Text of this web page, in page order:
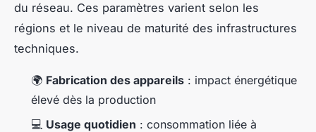
du réseau. Ces paramètres varient selon les
régions et le niveau de maturité des infrastructures
techniques.
🌍 Fabrication des appareils : impact énergétique
élevé dès la production
💻 Usage quotidien : consommation liée à